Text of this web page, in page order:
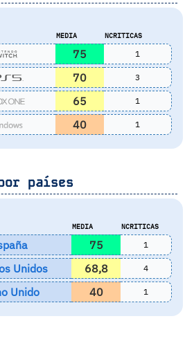
MEDIA NCRITICAS
75 1
70 3
65 1
40 1
países
MEDIA NCRITICAS
75 1
Unidos 68,8 4
Unido 40 1